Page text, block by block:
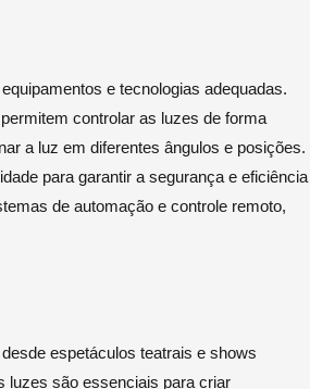
e tecnologias adequadas.
controlar as luzes de forma
a luz em diferentes ângulos e posições.
para garantir a segurança e eficiência
de automação e controle remoto,
espetáculos teatrais e shows
luzes são essenciais para criar